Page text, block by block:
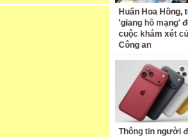
Huấn Hoa Hồng,
'giang hồ mạng'
cuộc khám xét
Công an
Thông tin người